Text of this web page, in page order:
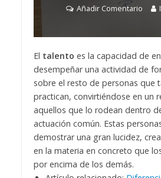
Añadir Comentario
El talento es la capacidad de
desempeñar una actividad de
sobre el resto de personas que
practican, convirtiéndose en un
aquellos que lo rodean dentro
actuación común. Estas
demostrar una gran lucidez,
en la materia en concreto que
por encima de los demás.